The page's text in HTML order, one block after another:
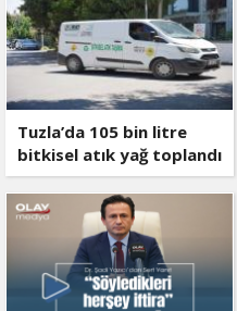
Tuzla’da 105 bin litre
bitkisel atık yağ toplandı